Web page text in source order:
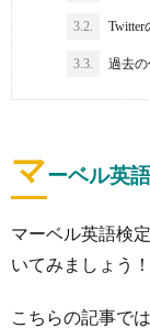
3.2. Twitter
3.3. 過去
マーベル英
マーベル英語検
いてみましょう！
こちらの記事で